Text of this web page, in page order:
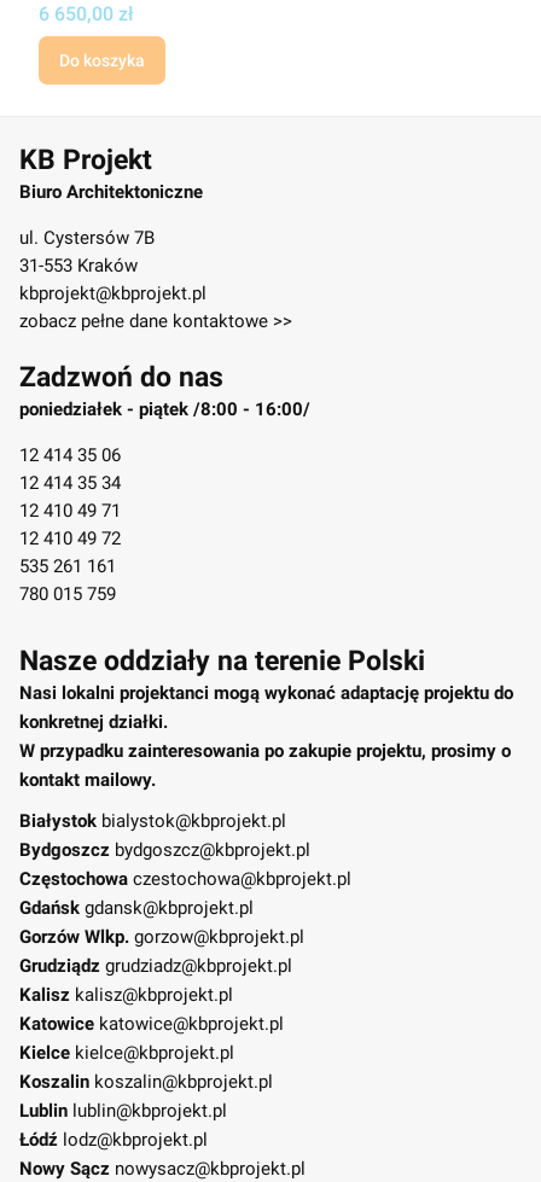
Cena projektu
6 650,00 zł
Do koszyka
KB Projekt
Biuro Architektoniczne
ul. Cystersów 7B
31-553 Kraków
kbprojekt@kbprojekt.pl
zobacz pełne dane kontaktowe >>
Zadzwoń do nas
poniedziałek - piątek /8:00 - 16:00/
12 414 35 06
12 414 35 34
12 410 49 71
12 410 49 72
535 261 161
780 015 759
Nasze oddziały na terenie Polski
Nasi lokalni projektanci mogą wykonać adaptację projektu do
konkretnej działki.
W przypadku zainteresowania po zakupie projektu, prosimy o
kontakt mailowy.
Białystok bialystok@kbprojekt.pl
Bydgoszcz bydgoszcz@kbprojekt.pl
Częstochowa czestochowa@kbprojekt.pl
Gdańsk gdansk@kbprojekt.pl
Gorzów Wlkp. gorzow@kbprojekt.pl
Grudziądz grudziadz@kbprojekt.pl
Kalisz kalisz@kbprojekt.pl
Katowice katowice@kbprojekt.pl
Kielce kielce@kbprojekt.pl
Koszalin koszalin@kbprojekt.pl
Lublin lublin@kbprojekt.pl
Łódź lodz@kbprojekt.pl
Nowy Sącz nowysacz@kbprojekt.pl